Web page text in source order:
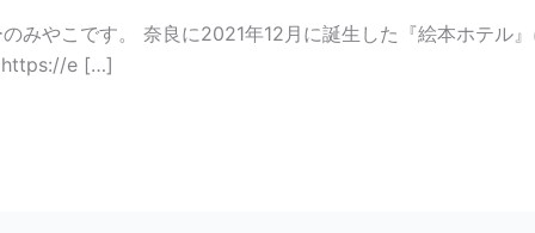
やこです。 奈良に2021年12月に誕生した『絵本ホテル
https://e […]